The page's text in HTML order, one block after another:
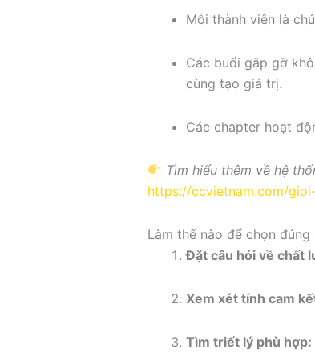
Mỗi thành viên là
Các buổi gặp gỡ
cùng tạo giá trị.
Các chapter hoạt
Tìm hiểu thêm về hệ
https://ccvietnam.com/
Làm thế nào để chọn
Đặt câu hỏi về chất
Xem xét tính cam
Tìm triết lý phù hợp: